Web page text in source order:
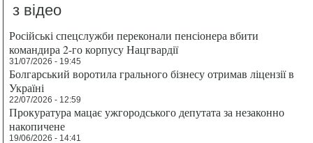
з відео
Російські спецслужби переконали пенсіонера вбити
командира 2-го корпусу Нацгвардії
31/07/2026 - 19:45
Болгарський воротила грального бізнесу отримав ліцензії в
Україні
22/07/2026 - 12:59
Прокуратура мацає ужгородського депутата за незаконно
накопичене
19/06/2026 - 14:41